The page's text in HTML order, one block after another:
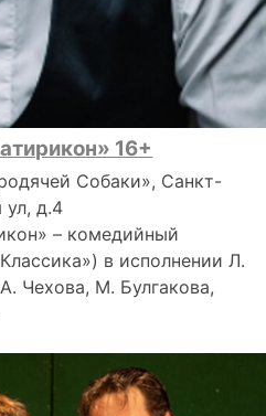
16+
Собаки», Санкт-
ул, д.4
– комедийный
в исполнении Л.
Чехова, М. Булгакова,